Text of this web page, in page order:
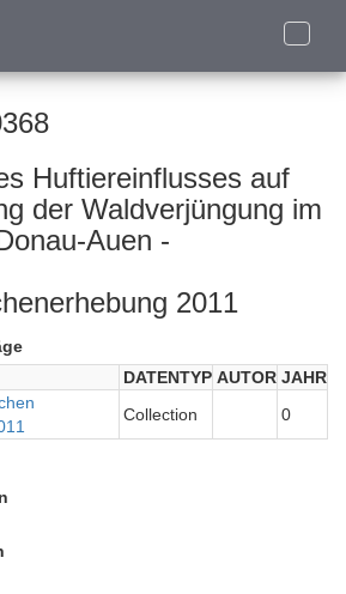
Toggle
Huftiereinflusses auf
der Waldverjüngung im
Auen -
2011
DATENTYP AUTOR JAHR
Collection 0